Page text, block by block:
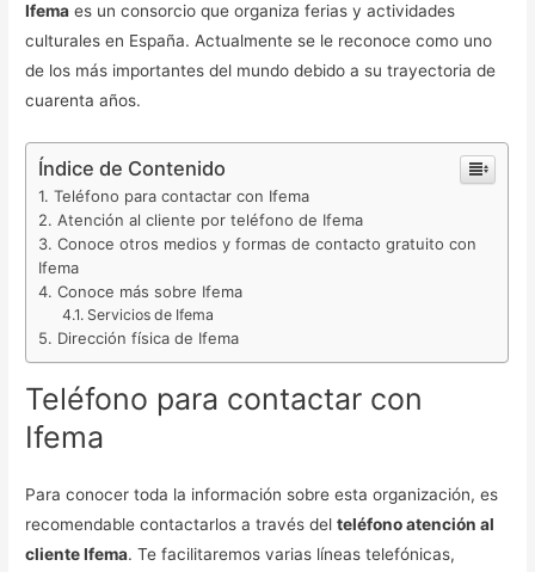
Ifema es un consorcio que organiza ferias y actividades
culturales en España. Actualmente se le reconoce como uno
de los más importantes del mundo debido a su trayectoria de
cuarenta años.
Índice de Contenido
Teléfono para contactar con Ifema
Atención al cliente por teléfono de Ifema
Conoce otros medios y formas de contacto gratuito con
Ifema
Conoce más sobre Ifema
Servicios de Ifema
Dirección física de Ifema
Teléfono para contactar con
Ifema
Para conocer toda la información sobre esta organización, es
recomendable contactarlos a través delteléfono atención al
cliente Ifema. Te facilitaremos varias líneas telefónicas,